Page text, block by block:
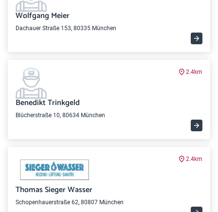
Wolfgang Meier
Dachauer Straße 153, 80335 München
2.4km
Benedikt Trinkgeld
Blücherstraße 10, 80634 München
2.4km
Thomas Sieger Wasser
Schopenhauerstraße 62, 80807 München